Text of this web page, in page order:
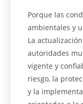
Porque las
ambientales y
La
autoridades
vigente y
riesgo, la
y la